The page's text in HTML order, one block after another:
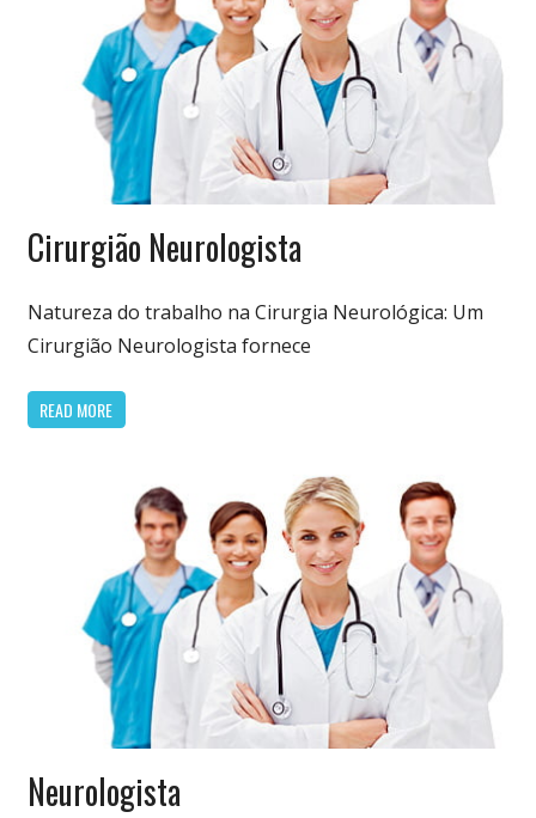
Médicas
Cirurgião Neurologista
Natureza do trabalho na Cirurgia Neurológica: Um
Cirurgião Neurologista fornece
READ MORE
Médicas
Neurologista